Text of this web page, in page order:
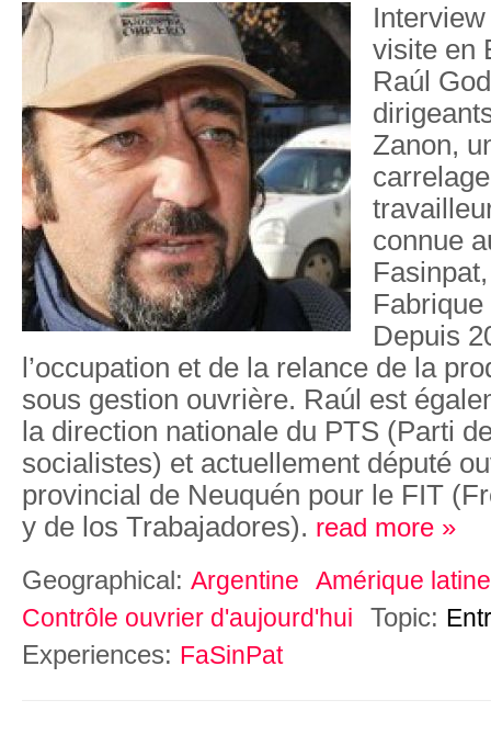
visite en
Raúl
Zanon,
connue
Depuis
l’occupation et de la relance de la
sous gestion ouvrière. Raúl est
la direction nationale du PTS (Parti
socialistes) et actuellement député
provincial de Neuquén­ pour le FIT
y de los Trabajadores). read more »
Geographical: Argentine
Amérique latine
Contrôle ouvrier d'aujourd'hui
Topic:
Experiences: FaSinPat